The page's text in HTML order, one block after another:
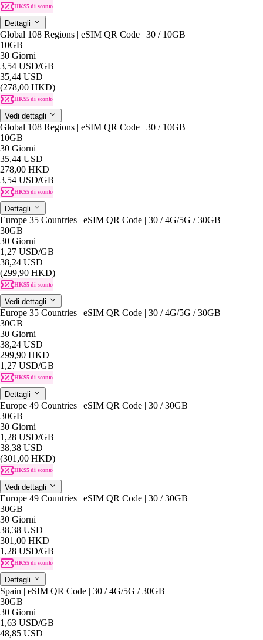
HK$5 di sconto
Dettagli
Global 108 Regions | eSIM QR Code | 30 / 10GB
10GB
30 Giorni
3,54 USD/GB
35,44 USD
(278,00 HKD)
HK$5 di sconto
Vedi dettagli
Global 108 Regions | eSIM QR Code | 30 / 10GB
10GB
30 Giorni
35,44 USD
278,00 HKD
3,54 USD/GB
HK$5 di sconto
Dettagli
Europe 35 Countries | eSIM QR Code | 30 / 4G/5G / 30GB
30GB
30 Giorni
1,27 USD/GB
38,24 USD
(299,90 HKD)
HK$5 di sconto
Vedi dettagli
Europe 35 Countries | eSIM QR Code | 30 / 4G/5G / 30GB
30GB
30 Giorni
38,24 USD
299,90 HKD
1,27 USD/GB
HK$5 di sconto
Dettagli
Europe 49 Countries | eSIM QR Code | 30 / 30GB
30GB
30 Giorni
1,28 USD/GB
38,38 USD
(301,00 HKD)
HK$5 di sconto
Vedi dettagli
Europe 49 Countries | eSIM QR Code | 30 / 30GB
30GB
30 Giorni
38,38 USD
301,00 HKD
1,28 USD/GB
HK$5 di sconto
Dettagli
Spain | eSIM QR Code | 30 / 4G/5G / 30GB
30GB
30 Giorni
1,63 USD/GB
48,85 USD